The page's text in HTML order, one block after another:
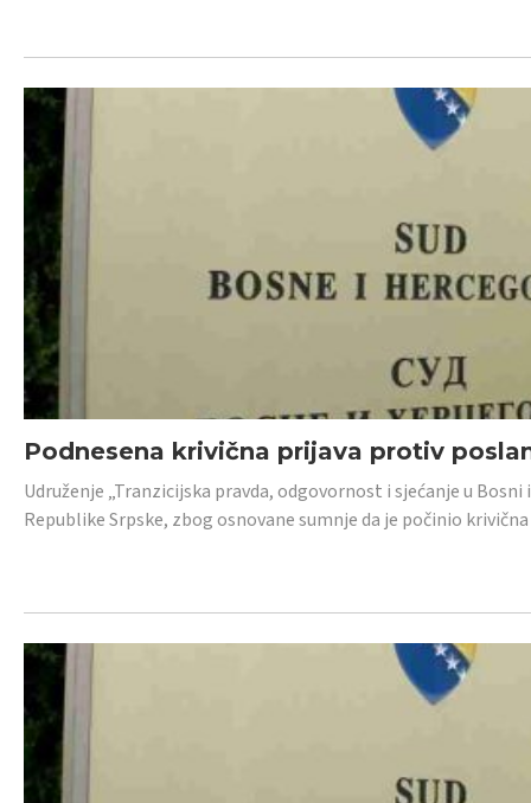
Podnesena krivična prijava protiv
Udruženje „Tranzicijska pravda, odgovornost i sjećanje u
Republike Srpske, zbog osnovane sumnje da je počinio